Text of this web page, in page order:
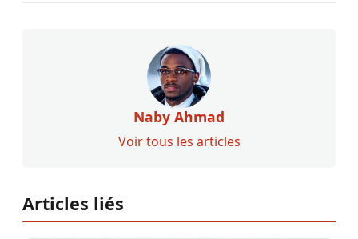
Naby Ahmad
Voir tous les articles
Articles liés